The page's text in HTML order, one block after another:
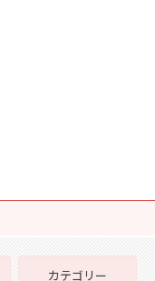
カテゴリー